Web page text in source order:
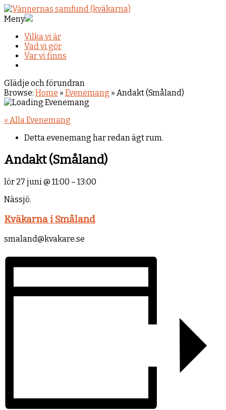
Meny
Vilka vi är
Vad vi gör
Var vi finns
Glädje och förundran
Browse: Home » Evenemang » Andakt (Småland)
« Alla Evenemang
Detta evenemang har redan ägt rum.
Andakt (Småland)
lör 27 juni@ 11:00 – 13:00
Nässjö.
Kväkarna i Småland
smaland@kvakare.se